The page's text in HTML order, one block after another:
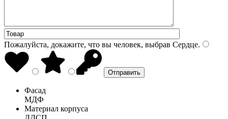
Пожалуйста, докажите, что вы человек, выбрав Сердце.
Фасад
МДФ
Материал корпуса